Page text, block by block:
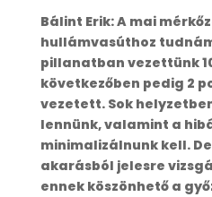
Bálint Erik: A mai
hullámvasúthoz
pillanatban vezettünk
következőben pedig 2
vezetett. Sok
lennünk, valamint a
minimalizálnunk kell.
akarásból jelesre
ennek köszönhető a